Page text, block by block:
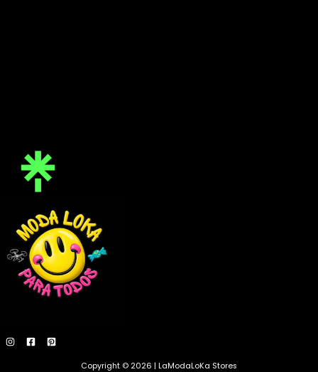
Copyright © 2026 | LaModaLoKa Stores